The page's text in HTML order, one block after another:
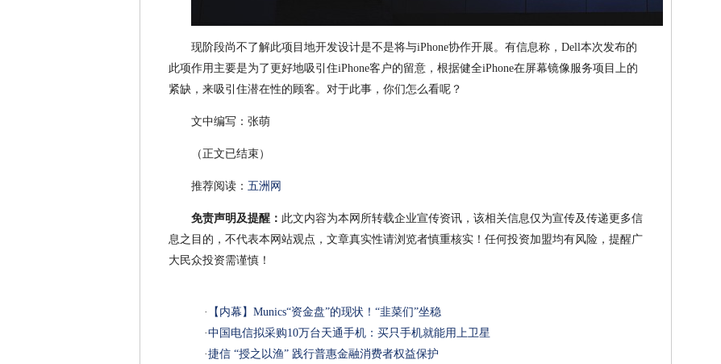
现阶段尚不了解此项目地开发设计是不是将与iPhone协作开展。有信息称，Dell本次发布的
此项作用主要是为了更好地吸引住iPhone客户的留意，根据健全iPhone在屏幕镜像服务项目上的
紧缺，来吸引住潜在性的顾客。对于此事，你们怎么看呢？
文中编写：张萌
（正文已结束）
推荐阅读： 五洲网
免责声明及提醒： 此文内容为本网所转载企业宣传资讯，该相关信息仅为宣传及传递更多信
息之目的，不代表本网站观点，文章真实性请浏览者慎重核实！任何投资加盟均有风险，提醒广
大民众投资需谨慎！
·
【内幕】Munics“资金盘”的现状！“韭菜们”坐稳
·中国电信拟采购10万台天通手机：买只手机就能用上卫星
·捷信 “授之以渔” 践行普惠金融消费者权益保护